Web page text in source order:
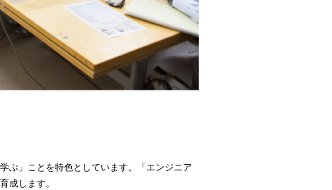
ぶ」ことを特色としています。「エンジニア
成します。